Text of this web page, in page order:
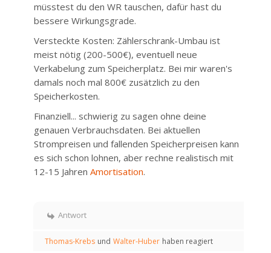
müsstest du den WR tauschen, dafür hast du
bessere Wirkungsgrade.
Versteckte Kosten: Zählerschrank-Umbau ist
meist nötig (200-500€), eventuell neue
Verkabelung zum Speicherplatz. Bei mir waren's
damals noch mal 800€ zusätzlich zu den
Speicherkosten.
Finanziell... schwierig zu sagen ohne deine
genauen Verbrauchsdaten. Bei aktuellen
Strompreisen und fallenden Speicherpreisen kann
es sich schon lohnen, aber rechne realistisch mit
12-15 Jahren Amortisation.
Antwort
Thomas-Krebs und Walter-Huber haben reagiert